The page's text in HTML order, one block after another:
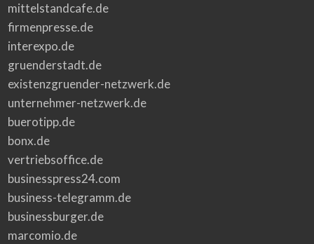
mittelstandcafe.de
firmenpresse.de
interexpo.de
gruenderstadt.de
existenzgruender-netzwerk.de
unternehmer-netzwerk.de
buerotipp.de
bonx.de
vertriebsoffice.de
businesspress24.com
business-telegramm.de
businessburger.de
marcomio.de